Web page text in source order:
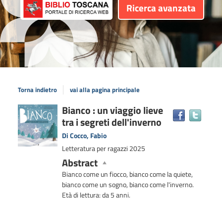
Ricerca avanzata
Torna indietro vai alla pagina principale
Dettaglio
del
documento
Bianco : un viaggio lieve
tra i segreti dell'inverno
Di Cocco, Fabio
Letteratura per ragazzi 2025
Abstract
Bianco come un fiocco, bianco come la quiete,
bianco come un sogno, bianco come l'inverno.
Età di lettura: da 5 anni.